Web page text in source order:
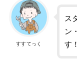
すすてっく
ス
ン
す！